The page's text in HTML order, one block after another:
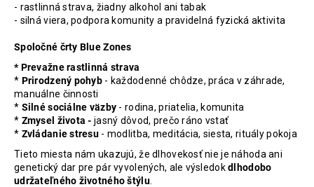
- rastlinná strava, žiadny alkohol ani tabak
- silná viera, podpora komunity a pravidelná fyzická aktivita
Spoločné črty Blue Zones
* Prevažne rastlinná strava
* Prirodzený pohyb - každodenné chôdze, práca v záhrade,
manuálne činnosti
* Silné sociálne väzby - rodina, priatelia, komunita
* Zmysel života - jasný dôvod, prečo ráno vstať
* Zvládanie stresu - modlitba, meditácia, siesta, rituály pokoja
Tieto miesta nám ukazujú, že dlhovekosť nie je náhoda ani
genetický dar pre pár vyvolených, ale výsledokdlhodobo
udržateľného životného štýlu.